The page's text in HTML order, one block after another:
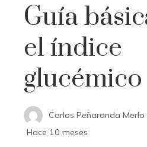
Guía
el índice
glucémico
Carlos Peñaranda Merlo
Hace 10 meses